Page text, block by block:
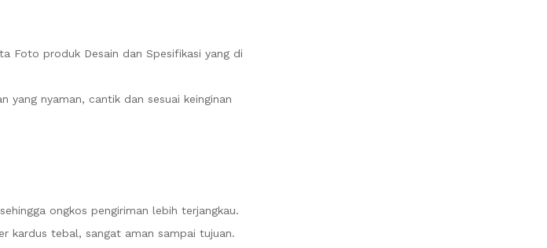
Foto produk Desain dan Spesifikasi yang di
yang nyaman, cantik dan sesuai keinginan
ongkos pengiriman lebih terjangkau.
kardus tebal, sangat aman sampai tujuan.